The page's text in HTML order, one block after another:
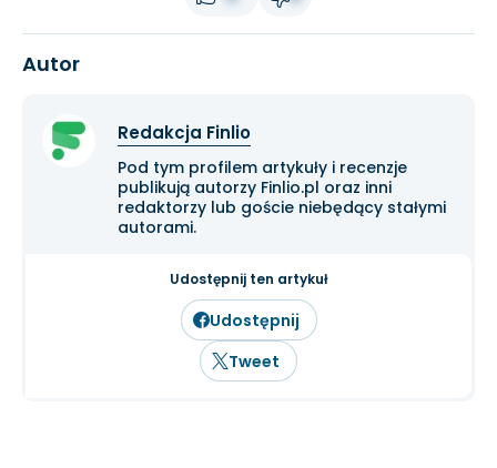
Autor
Redakcja Finlio
Pod tym profilem artykuły i recenzje
publikują autorzy Finlio.pl oraz inni
redaktorzy lub goście niebędący stałymi
autorami.
Udostępnij ten artykuł
Udostępnij
Tweet